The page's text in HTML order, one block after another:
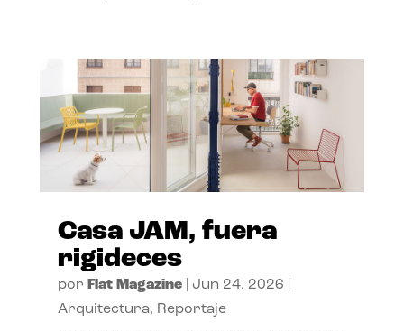
Casa JAM, fuera
rigideces
por Flat Magazine| Jun 24, 2026
Arquitectura, Reportaje